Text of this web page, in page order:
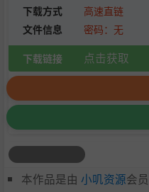
下载方式
高速直链
文件信息
密码：无
下载链接
点击获取
本作品是由 小叽资源会员